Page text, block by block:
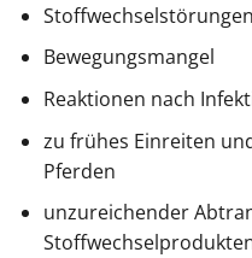
Stoffwechselstörungen
Bewegungsmangel
Reaktionen nach
zu frühes Einreiten
Pferden
unzureichender